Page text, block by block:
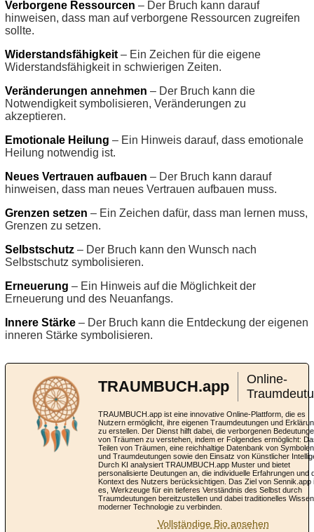
Verborgene Ressourcen – Der Bruch kann darauf
hinweisen, dass man auf verborgene Ressourcen zugreifen
sollte.
Widerstandsfähigkeit – Ein Zeichen für die eigene
Widerstandsfähigkeit in schwierigen Zeiten.
Veränderungen annehmen – Der Bruch kann die
Notwendigkeit symbolisieren, Veränderungen zu
akzeptieren.
Emotionale Heilung – Ein Hinweis darauf, dass emotionale
Heilung notwendig ist.
Neues Vertrauen aufbauen – Der Bruch kann darauf
hinweisen, dass man neues Vertrauen aufbauen muss.
Grenzen setzen – Ein Zeichen dafür, dass man lernen muss,
Grenzen zu setzen.
Selbstschutz – Der Bruch kann den Wunsch nach
Selbstschutz symbolisieren.
Erneuerung – Ein Hinweis auf die Möglichkeit der
Erneuerung und des Neuanfangs.
Innere Stärke – Der Bruch kann die Entdeckung der eigenen
inneren Stärke symbolisieren.
TRAUMBUCH.app
Online-
TRAUMBUCH.app ist eine innovative Online-Plattform, die es
Nutzern ermöglicht, ihre eigenen Traumdeutungen und
zu erstellen. Der Dienst hilft dabei, die verborgenen
von Träumen zu verstehen, indem er Folgendes ermöglicht:
Teilen von Träumen, eine reichhaltige Datenbank von Symbolen
und Traumdeutungen sowie den Einsatz von Künstlicher
Durch KI analysiert TRAUMBUCH.app Muster und bietet
personalisierte Deutungen an, die individuelle Erfahrungen und
Kontext des Nutzers berücksichtigen. Das Ziel von Sennik.app
es, Werkzeuge für ein tieferes Verständnis des Selbst durch
Traumdeutungen bereitzustellen und dabei traditionelles
moderner Technologie zu verbinden.
Vollständige Bio ansehen